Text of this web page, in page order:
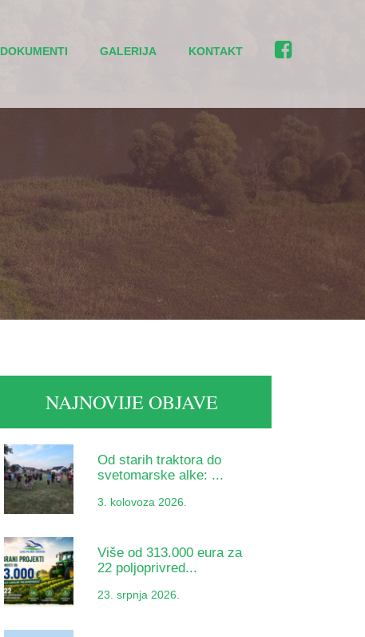
DOKUMENTI GALERIJA KONTAKT
NAJNOVIJE OBJAVE
Od starih traktora do
svetomarske alke: ...
3. kolovoza 2026.
Više od 313.000 eura za
22 poljoprivred...
23. srpnja 2026.